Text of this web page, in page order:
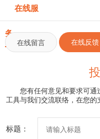
在线服
务
在线留言 在线反馈
您有任何意见和要求可通
工具与我们交流联络，在您的
标题：